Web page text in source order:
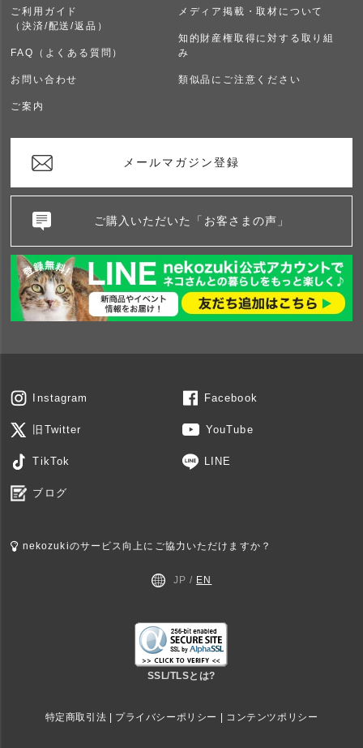
ご利用ガイド
（決済/配送/返品）
FAQ（よくある質問）
お問い合わせ
ご案内
メディア掲載・取材について
知的財産権取得に対する取り組
み
類似品にご注意ください
メールマガジン登録
ご購入いただいた「お客さまの声」
Instagram Facebook
旧Twitter YouTube
TikTok LINE
ブログ
nekozukiのサービス向上にご協力いただけますか？
JP / EN
SSL/TLSとは?
特定商取引法 プライバシーポリシー コンテンツポリシー